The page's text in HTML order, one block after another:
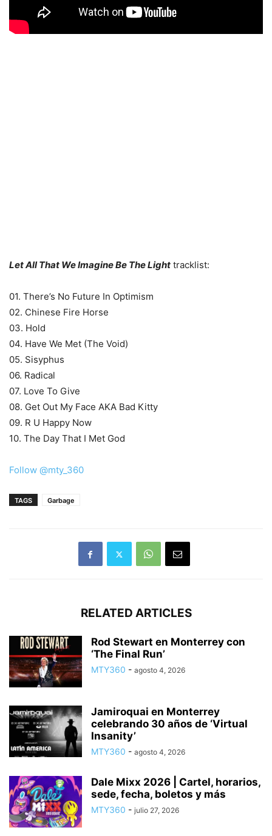
Let All That We Imagine Be The Light tracklist:
01. There’s No Future In Optimism
02. Chinese Fire Horse
03. Hold
04. Have We Met (The Void)
05. Sisyphus
06. Radical
07. Love To Give
08. Get Out My Face AKA Bad Kitty
09. R U Happy Now
10. The Day That I Met God
Follow @mty_360
TAGS Garbage
RELATED ARTICLES
Rod Stewart en Monterrey con
‘The Final Run’
MTY360 - agosto 4, 2026
Jamiroquai en Monterrey
celebrando 30 años de ‘Virtual
Insanity’
MTY360 - agosto 4, 2026
Dale Mixx 2026 | Cartel, horarios,
sede, fecha, boletos y más
MTY360 - julio 27, 2026